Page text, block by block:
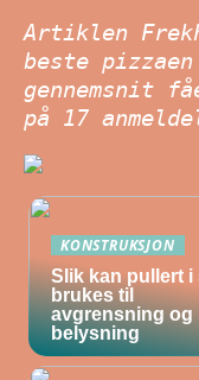
Artiklen
beste
gennemsnit
på 17
KONSTRUKSJON
Slik kan pullert i
brukes til
avgrensning og
belysning